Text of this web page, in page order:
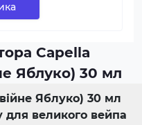
Capella
Яблуко) 30 мл
Яблуко) 30 мл
для великого вейпа